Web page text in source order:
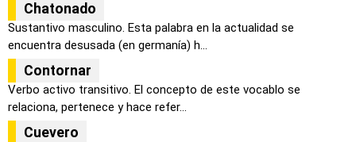
Chatonado
Sustantivo masculino. Esta palabra en la actualidad se
encuentra desusada (en germanía) h...
Contornar
Verbo activo transitivo. El concepto de este vocablo se
relaciona, pertenece y hace refer...
Cuevero